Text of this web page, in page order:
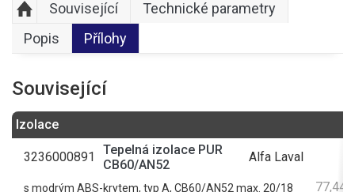
Související
Technické parametry
Popis
Přílohy
Související
Izolace
3236000891
Tepelná izolace PUR
CB60/AN52
Alfa Laval
77,44
s modrým ABS-krytem, typ A, CB60/AN52 max. 20/18